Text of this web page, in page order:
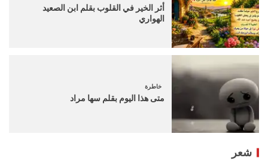
أثر الخير في القلوب بقلم ابن الصعيد
الهواري
خاطرة
متى هذا اليوم بقلم سها مراد
شعر